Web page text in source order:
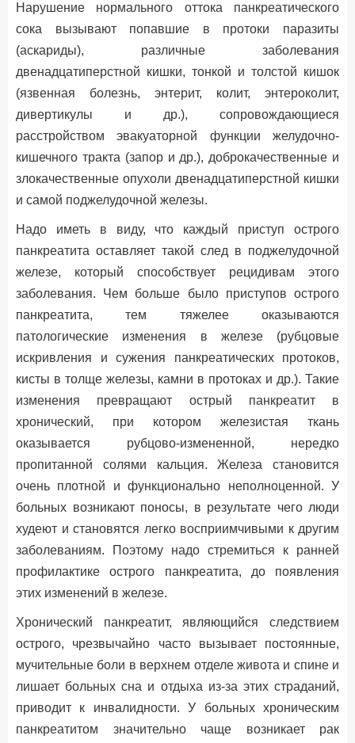
Нарушение нормального оттока панкреатического
сока вызывают попавшие в протоки паразиты
(аскариды), различные заболевания
двенадцатиперстной кишки, тонкой и толстой кишок
(язвенная болезнь, энтерит, колит, энтероколит,
дивертикулы и др.), сопровождающиеся
расстройством эвакуаторной функции желудочно-
кишечного тракта (запор и др.), доброкачественные и
злокачественные опухоли двенадцатиперстной кишки
и самой поджелудочной железы.
Надо иметь в виду, что каждый приступ острого
панкреатита оставляет такой след в поджелудочной
железе, который способствует рецидивам этого
заболевания. Чем больше было приступов острого
панкреатита, тем тяжелее оказываются
патологические изменения в железе (рубцовые
искривления и сужения панкреатических протоков,
кисты в толще железы, камни в протоках и др.). Такие
изменения превращают острый панкреатит в
хронический, при котором железистая ткань
оказывается рубцово-измененной, нередко
пропитанной солями кальция. Железа становится
очень плотной и функционально неполноценной. У
больных возникают поносы, в результате чего люди
худеют и становятся легко восприимчивыми к другим
заболеваниям. Поэтому надо стремиться к ранней
профилактике острого панкреатита, до появления
этих изменений в железе.
Хронический панкреатит, являющийся следствием
острого, чрезвычайно часто вызывает постоянные,
мучительные боли в верхнем отделе живота и спине и
лишает больных сна и отдыха из-за этих страданий,
приводит к инвалидности. У больных хроническим
панкреатитом значительно чаще возникает рак